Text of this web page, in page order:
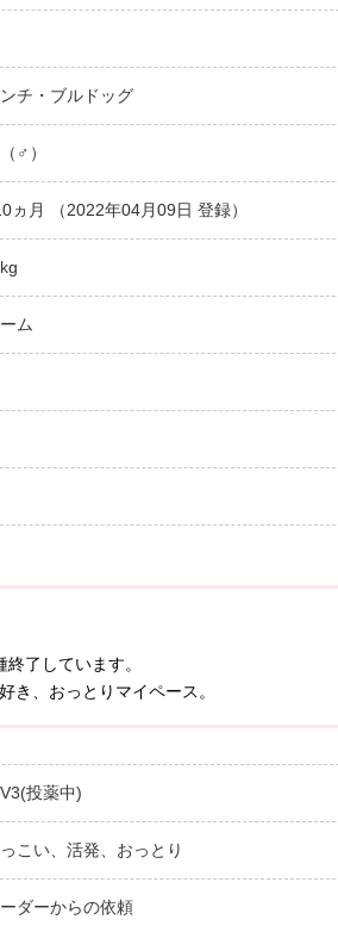
の登録している『氏名』と『住所（都道府
ご了承の上、以下のボタンをクリックし
チ・ブルドッグ
♂）
ヵ月 （2022年04月09日 登録）
ム
了しています。
き、おっとりマイペース。
投薬中)
こい、活発、おっとり
ダーからの依頼